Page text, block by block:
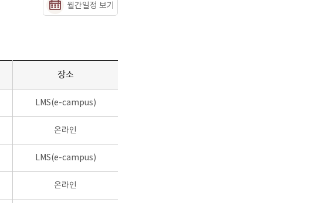
월간일정 보기
장소
LMS(e-campus)
온라인
LMS(e-campus)
온라인